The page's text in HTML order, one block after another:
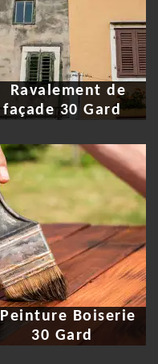
Ravalement de
façade 30 Gard
Peinture Boiserie
30 Gard